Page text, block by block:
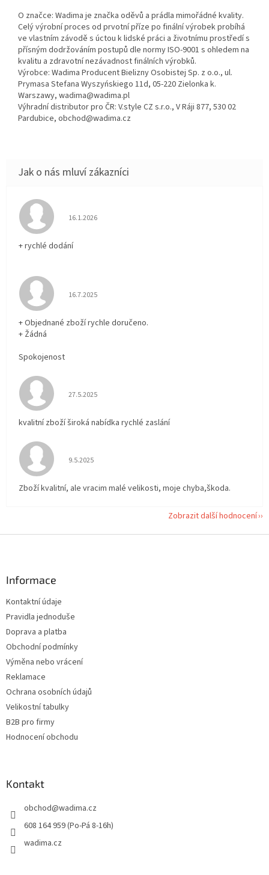
O značce: Wadima je značka oděvů a prádla mimořádné kvality.
Celý výrobní proces od prvotní příze po finální výrobek probíhá
ve vlastním závodě s úctou k lidské práci a životnímu prostředí s
přísným dodržováním postupů dle normy ISO-9001 s ohledem na
kvalitu a zdravotní nezávadnost finálních výrobků.
Výrobce: Wadima Producent Bielizny Osobistej Sp. z o.o., ul.
Prymasa Stefana Wyszyńskiego 11d, 05-220 Zielonka k.
Warszawy, wadima@wadima.pl
Výhradní distributor pro ČR: V.style CZ s.r.o., V Ráji 877, 530 02
Pardubice, obchod@wadima.cz
Hodnocení obchodu je 5 z 5 hvězdiček.
16.1.2026
+ rychlé dodání
Hodnocení obchodu je 5 z 5 hvězdiček.
16.7.2025
+ Objednané zboží rychle doručeno.
+ Žádná
Spokojenost
Hodnocení obchodu je 5 z 5 hvězdiček.
27.5.2025
kvalitní zboží široká nabídka rychlé zaslání
Hodnocení obchodu je 5 z 5 hvězdiček.
9.5.2025
Zboží kvalitní, ale vracim malé velikosti, moje chyba,škoda.
Zobrazit další hodnocení
Informace
Kontaktní údaje
Pravidla jednoduše
Doprava a platba
Obchodní podmínky
Výměna nebo vrácení
Reklamace
Ochrana osobních údajů
Velikostní tabulky
B2B pro firmy
Hodnocení obchodu
Kontakt
obchod@wadima.cz
608 164 959 (Po-Pá 8-16h)
wadima.cz